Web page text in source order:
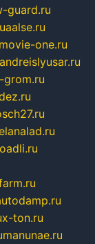
guard.ru
aalse.ru
movie-one.ru
andreislyusar.ru
x-ton.ru
manunae.ru